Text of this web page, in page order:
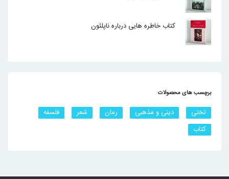
کتاب خاطره هایی درباره ناپلئون
برچسب های محصولات
تختی دینی و مذهبی رمان شعر
فلسفه
کتاب